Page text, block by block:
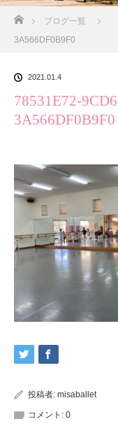
ブログ一覧
3A566DF0B9F0
2021.01.4
78531E72-
3A566DF0B9F0
投稿者: misaballet
コメント: 0